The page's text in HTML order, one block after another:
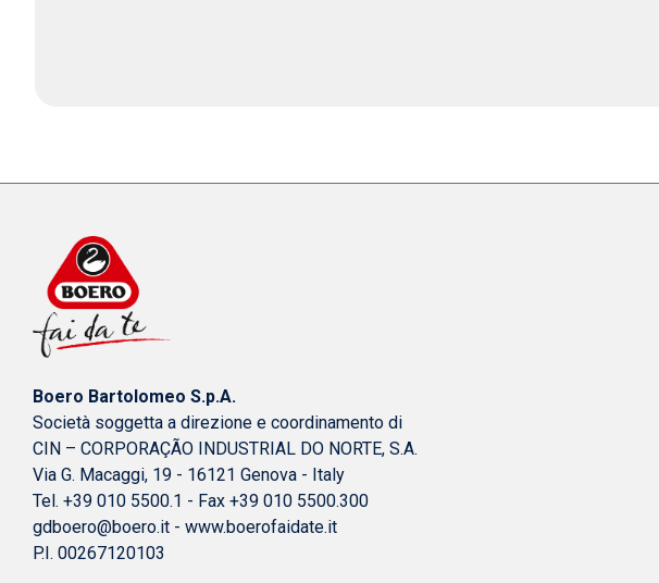
Boero Bartolomeo S.p.A.
Società soggetta a direzione e coordinamento di
CIN – CORPORAÇÃO INDUSTRIAL DO NORTE, S.A.
Via G. Macaggi, 19 - 16121 Genova - Italy
Tel. +39 010 5500.1 - Fax +39 010 5500.300
gdboero@boero.it - www.boerofaidate.it
P.I. 00267120103